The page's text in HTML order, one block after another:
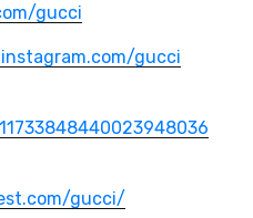
gucci
gucci
gucci/